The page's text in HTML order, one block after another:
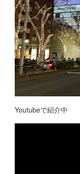
Youtubeで紹介中